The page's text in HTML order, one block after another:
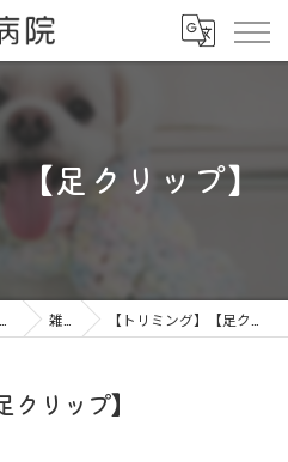
【足クリップ】
雑談 【トリミング】【足クリップ】
クリップ】